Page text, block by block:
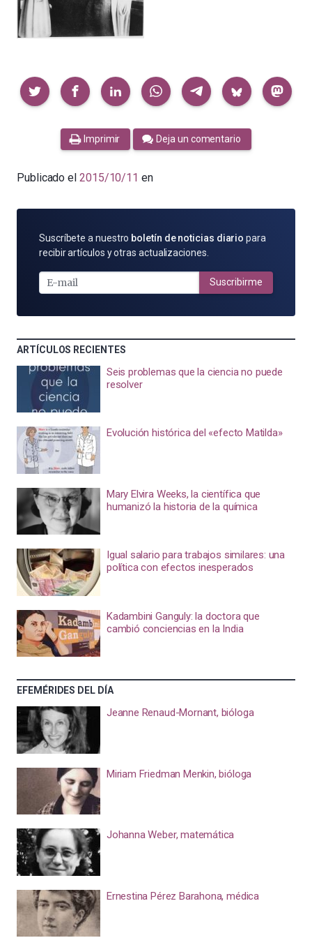
Compartir
Imprimir Deja un comentario
Publicado el 2015/10/11 en
SUSCRÍBETE
POR
MAIL
Suscríbete a nuestro boletín de noticias diario para
recibir artículos y otras actualizaciones.
Suscribirme
ARTÍCULOS RECIENTES
Seis problemas que la ciencia no puede
resolver
Evolución histórica del «efecto Matilda»
Mary Elvira Weeks, la científica que
humanizó la historia de la química
Igual salario para trabajos similares: una
política con efectos inesperados
Kadambini Ganguly: la doctora que
cambió conciencias en la India
EFEMÉRIDES DEL DÍA
Jeanne Renaud-Mornant, bióloga
Miriam Friedman Menkin, bióloga
Johanna Weber, matemática
Ernestina Pérez Barahona, médica